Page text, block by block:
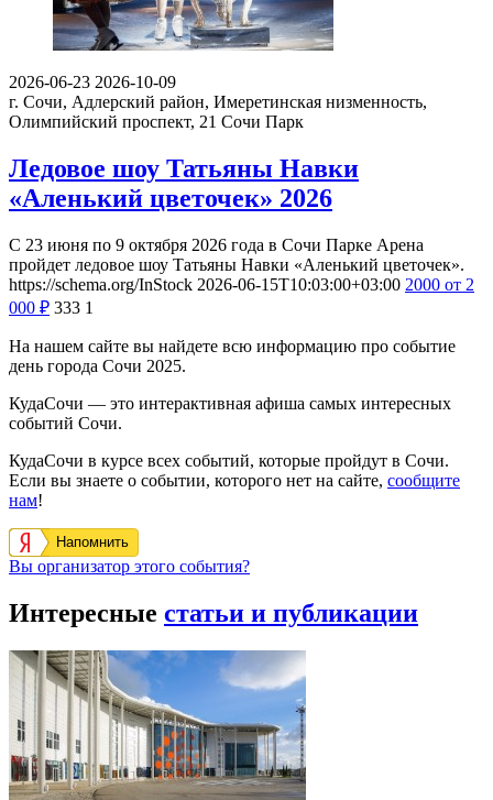
2026-06-23 2026-10-09
г. Сочи, Адлерский район, Имеретинская низменность,
Олимпийский проспект, 21 Сочи Парк
Ледовое шоу Татьяны Навки
«Аленький цветочек» 2026
С 23 июня по 9 октября 2026 года в Сочи Парке Арена
пройдет ледовое шоу Татьяны Навки «Аленький цветочек».
https://schema.org/InStock 2026-06-15T10:03:00+03:00 2000 от 2
000 ₽ 333 1
На нашем сайте вы найдете всю информацию про событие
день города Сочи 2025.
КудаСочи — это интерактивная афиша самых интересных
событий Сочи.
КудаСочи в курсе всех событий, которые пройдут в Сочи.
Если вы знаете о событии, которого нет на сайте, сообщите
нам!
Напомнить
Вы организатор этого события?
Интересные статьи и публикации